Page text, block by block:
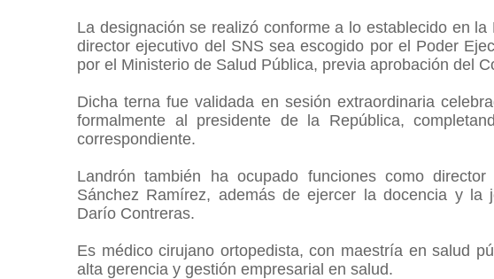
La designación se realizó conforme a lo establecido en
director ejecutivo del SNS sea escogido por el Poder
por el Ministerio de Salud Pública, previa aprobación del
Dicha terna fue validada en sesión extraordinaria
formalmente al presidente de la República,
correspondiente.
Landrón también ha ocupado funciones como
Sánchez Ramírez, además de ejercer la docencia y la
Darío Contreras.
Es médico cirujano ortopedista, con maestría en salud
alta gerencia y gestión empresarial en salud.